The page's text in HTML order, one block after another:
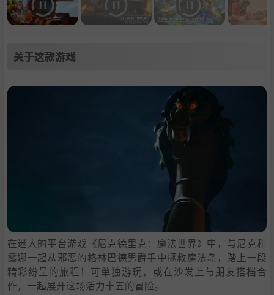
关于这款游戏
在迷人的平台游戏《尼克德里克：魔法世界》中，与尼克和
露娜一起从邪恶的格林巴德男爵手中拯救魔法岛，踏上一段
精彩纷呈的旅程！可单独游玩，或在沙发上与朋友搭档合
作，一起展开这场活力十五的冒险。